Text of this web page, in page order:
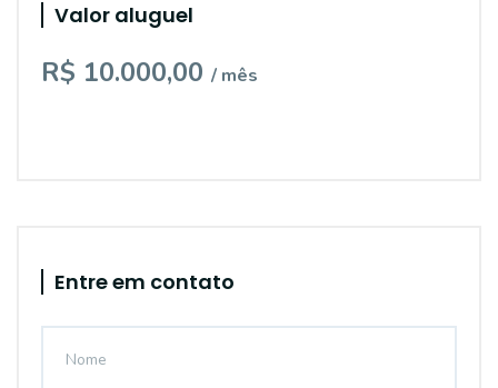
Valor aluguel
R$ 10.000,00 / mês
Entre em contato